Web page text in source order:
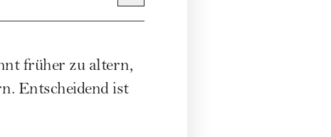
früher zu altern,
Entscheidend ist